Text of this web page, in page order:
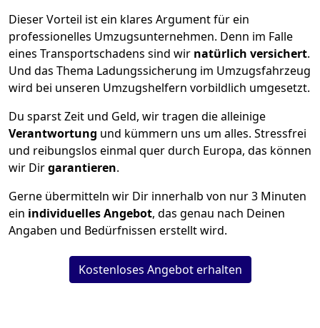
Dieser Vorteil ist ein klares Argument für ein
professionelles Umzugsunternehmen. Denn im Falle
eines Transportschadens sind wir natürlich versichert.
Und das Thema Ladungssicherung im Umzugsfahrzeug
wird bei unseren Umzugshelfern vorbildlich umgesetzt.
Du sparst Zeit und Geld, wir tragen die alleinige
Verantwortung und kümmern uns um alles. Stressfrei
und reibungslos einmal quer durch Europa, das können
wir Dirgarantieren.
Gerne übermitteln wir Dir innerhalb von nur3 Minuten
ein individuelles Angebot, das genau nach Deinen
Angaben und Bedürfnissen erstellt wird.
Kostenloses Angebot erhalten